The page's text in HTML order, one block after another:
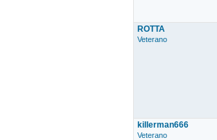
ROTTA
Veterano
killerman666
Veterano